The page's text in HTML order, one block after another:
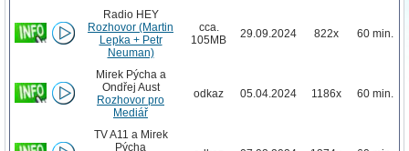
Radio HEY
Rozhovor (Martin
Lepka + Petr
Neuman)
cca.
105MB
29.09.2024 822x 60 min.
Mirek Pýcha a
Ondřej Aust
Rozhovor pro
Mediář
odkaz 05.04.2024 1186x 60 min.
TV A11 a Mirek
Pýcha